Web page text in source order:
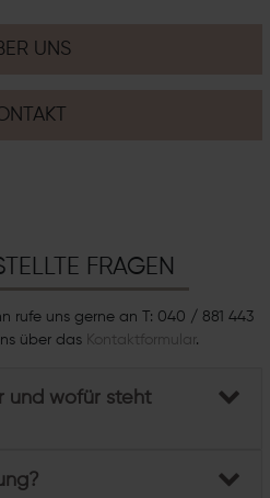
UNS
FRAGEN
rufe uns gerne an T: 040 / 881 443
über das
Kontaktformular.
und wofür steht